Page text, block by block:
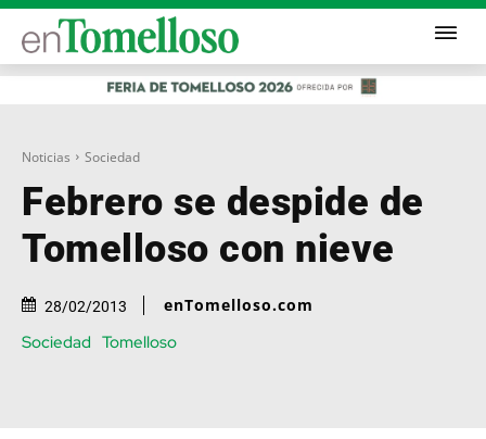
Noticias Sociedad
Febrero se despide de
Tomelloso con nieve
28/02/2013 enTomelloso.com
Sociedad Tomelloso